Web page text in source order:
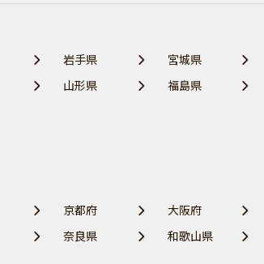
岩手県
宮城県
山形県 福島県
京都府
大阪府
奈良県 和歌山県